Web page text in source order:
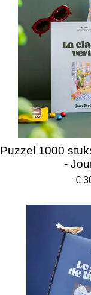
Puzzel 1000
-
€